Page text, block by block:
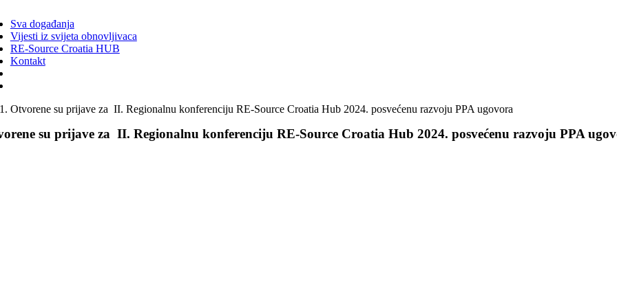
Sva događanja
Vijesti iz svijeta obnovljivaca
RE-Source Croatia HUB
Kontakt
Otvorene su prijave za II. Regionalnu konferenciju RE-Source Croatia Hub 2024. posvećenu razvoju PPA ugovora
su prijave za II. Regionalnu konferenciju RE-Source Croatia Hub 2024. posvećenu razvoju PPA